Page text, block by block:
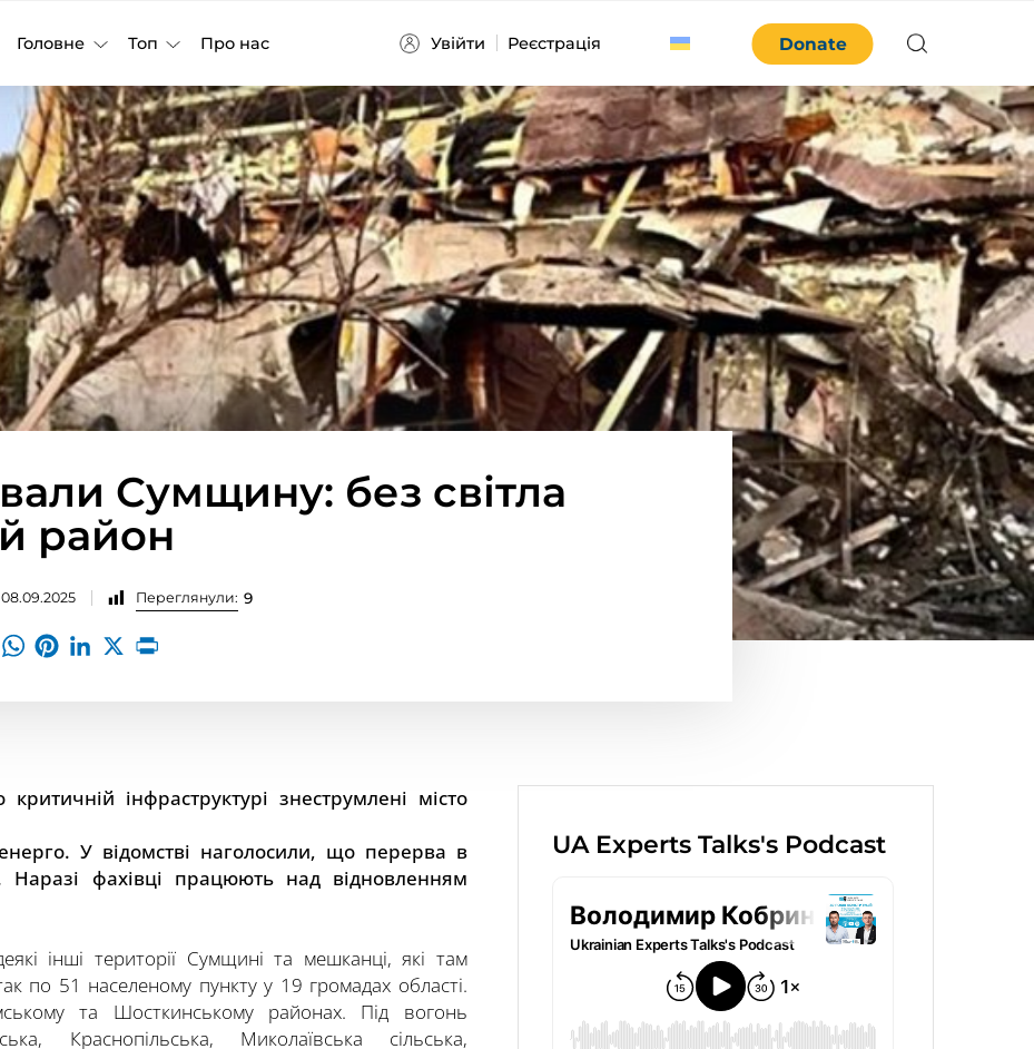
Головне Топ Про нас Увійти Реєстрація Donate
Сумщину: без світла
район
08.09.2025 Переглянули: 9
інфраструктурі знеструмлені місто
У відомстві наголосили, що перерва в
Наразі фахівці працюють над відновленням
інші території Сумщині та мешканці, які там
по 51 населеному пункту у 19 громадах області.
та Шосткинському районах. Під вогонь
Краснопільська, Миколаївська сільська,
UA Experts Talks's Podcast